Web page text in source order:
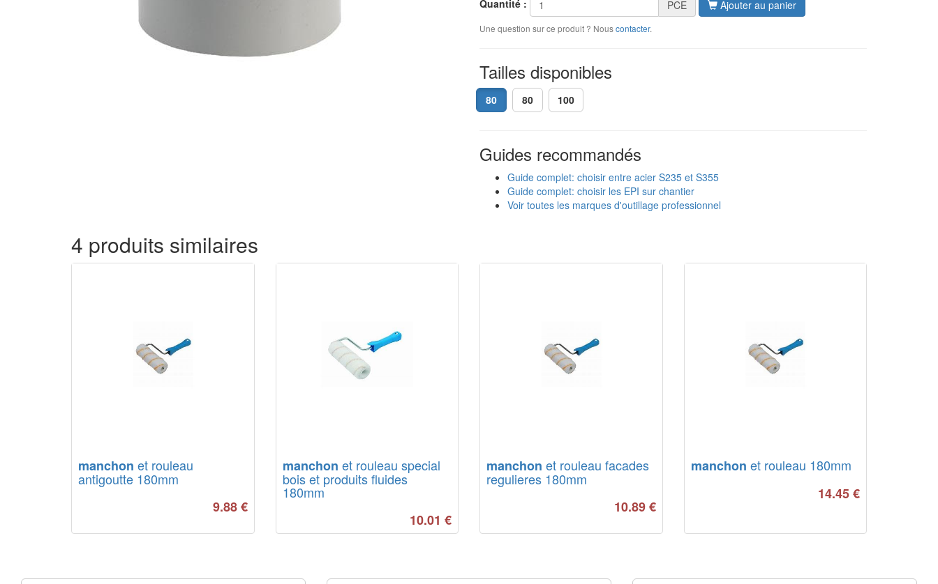
Quantité : PCE Ajouter au panier
Une question sur ce produit ? Nouscontacter.
Tailles disponibles
80 80 100
Guides recommandés
Guide complet: choisir entre acier S235 et S355
Guide complet: choisir les EPI sur chantier
Voir toutes les marques d'outillage professionnel
4 produits similaires
manchon et rouleau
antigoutte 180mm
9.88 €
manchon et rouleau special
bois et produits fluides
180mm
10.01 €
manchon et rouleau facades
regulieres 180mm
10.89 €
manchon et rouleau 180mm
14.45€